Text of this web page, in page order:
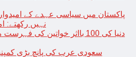
پاکستان میں سیاسی عہدے کے
نہیں رکھتے:
دنیا کی 100 بااثر خواتین کی
سعودی عرب کی پانچ بڑی